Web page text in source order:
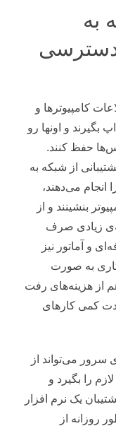
به
دسترسی
کامپیوترها و
بگیرند و اونها رو
حفظ کنند.
از شبکه به
می‌دهند،
بنشینند و از
زیادی صرف
و آماتور نیز
به صورت
از هزینه‌های رفت
کمی کارهای
سرور می‌تواند از
را بگیرد و
یک نرم افزار
روزانه از